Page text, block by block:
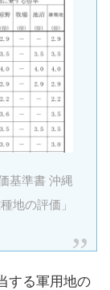
基準書 沖縄
地の評価」
する軍用地の